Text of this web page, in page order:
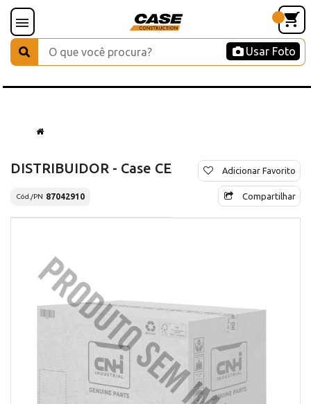
Usar Foto
DISTRIBUIDOR - Case CE
Cód./PN 87042910
Adicionar Favorito
Compartilhar